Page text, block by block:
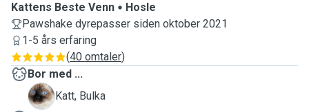
Kattens Beste Venn
Hosle
Pawshake dyrepasser siden oktober 2021
1-5 års erfaring
(40 omtaler)
Bor med ...
B
Katt, Bulka